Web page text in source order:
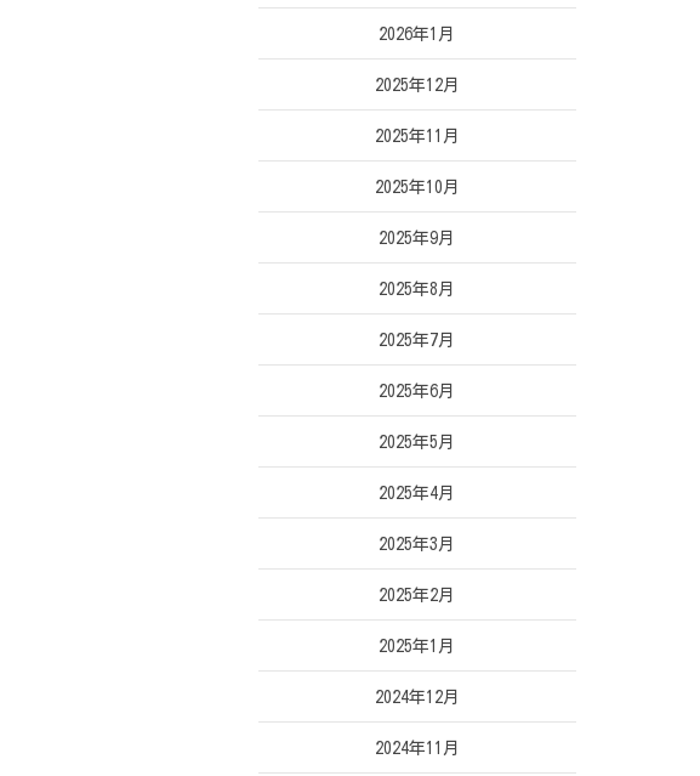
2026年1月
2025年12月
2025年11月
2025年10月
2025年9月
2025年8月
2025年7月
2025年6月
2025年5月
2025年4月
2025年3月
2025年2月
2025年1月
2024年12月
2024年11月